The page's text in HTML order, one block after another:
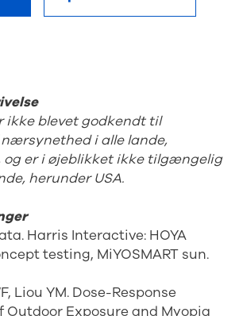
ikke blevet godkendt til
i alle lande,
og er i øjeblikket ikke tilgængelig
herunder USA.
Harris Interactive: HOYA
testing, MiYOSMART sun.
Liou YM. Dose-Response
Outdoor Exposure and Myopia